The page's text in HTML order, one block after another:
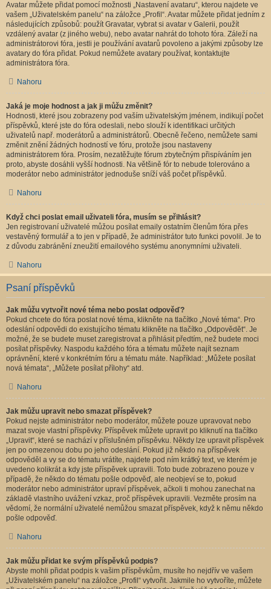
Avatar můžete přidat pomocí možnosti „Nastavení avataru“, kterou najdete ve
vašem „Uživatelském panelu“ na záložce „Profil“. Avatar můžete přidat jedním z
následujících způsobů: použít Gravatar, vybrat si avatar v Galerii, použít
vzdálený avatar (z jiného webu), nebo avatar nahrát do tohoto fóra. Záleží na
administrátorovi fóra, jestli je používání avatarů povoleno a jakými způsoby lze
avatary do fóra přidat. Pokud nemůžete avatary používat, kontaktujte
administrátora fóra.
Nahoru
Jaká je moje hodnost a jak ji můžu změnit?
Hodnosti, které jsou zobrazeny pod vaším uživatelským jménem, indikují počet
příspěvků, které jste do fóra odeslali, nebo slouží k identifikaci určitých
uživatelů např. moderátorů a administrátorů. Obecně řečeno, nemůžete sami
změnit znění žádných hodností ve fóru, protože jsou nastaveny
administrátorem fóra. Prosím, nezatěžujte fórum zbytečným přispíváním jen
proto, abyste dosáhli vyšší hodnosti. Na většině fór to nebude tolerováno a
moderátor nebo administrátor jednoduše sníží váš počet příspěvků.
Nahoru
Když chci poslat email uživateli fóra, musím se přihlásit?
Jen registrovaní uživatelé můžou posílat emaily ostatním členům fóra přes
vestavěný formulář a to jen v případě, že administrátor tuto funkci povolil. Je to
z důvodu zabránění zneužití emailového systému anonymními uživateli.
Nahoru
Psaní příspěvků
Jak můžu vytvořit nové téma nebo poslat odpověď?
Pokud chcete do fóra poslat nové téma, klikněte na tlačítko „Nové téma“. Pro
odeslání odpovědi do existujícího tématu klikněte na tlačítko „Odpovědět“. Je
možné, že se budete muset zaregistrovat a přihlásit předtím, než budete moci
posílat příspěvky. Naspodu každého fóra a tématu můžete najít seznam
oprávnění, které v konkrétním fóru a tématu máte. Například: „Můžete posílat
nová témata“, „Můžete posílat přílohy“ atd.
Nahoru
Jak můžu upravit nebo smazat příspěvek?
Pokud nejste administrátor nebo moderátor, můžete pouze upravovat nebo
mazat svoje vlastní příspěvky. Příspěvek můžete upravit po kliknutí na tlačítko
„Upravit“, které se nachází v příslušném příspěvku. Někdy lze upravit příspěvek
jen po omezenou dobu po jeho odeslání. Pokud již někdo na příspěvek
odpověděl a vy se do tématu vrátíte, najdete pod ním krátký text, ve kterém je
uvedeno kolikrát a kdy jste příspěvek upravili. Toto bude zobrazeno pouze v
případě, že někdo do tématu pošle odpověď, ale neobjeví se to, pokud
moderátor nebo administrátor upraví příspěvek, ačkoli ti mohou zanechat na
základě vlastního uvážení vzkaz, proč příspěvek upravili. Vezměte prosím na
vědomí, že normální uživatelé nemůžou smazat příspěvek, když k němu někdo
pošle odpověď.
Nahoru
Jak můžu přidat ke svým příspěvků podpis?
Abyste mohli přidat podpis k vašim příspěvkům, musíte ho nejdřív ve vašem
„Uživatelském panelu“ na záložce „Profil“ vytvořit. Jakmile ho vytvoříte, můžete